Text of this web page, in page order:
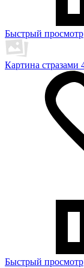
Быстрый просмотр
Картина стразами
Быстрый просмотр